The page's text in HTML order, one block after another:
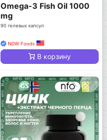
Omega-3 Fish Oil 1000
mg
90 гелевых капсул
NOW Foods
В корзину